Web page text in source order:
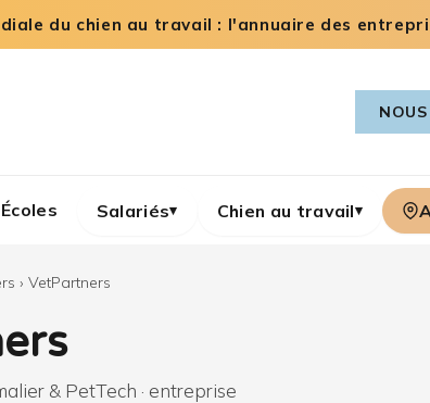
du chien au travail : l'annuaire des
Écoles Salariés▾ Chien au travail▾
› VetPartners
& PetTech · entreprise